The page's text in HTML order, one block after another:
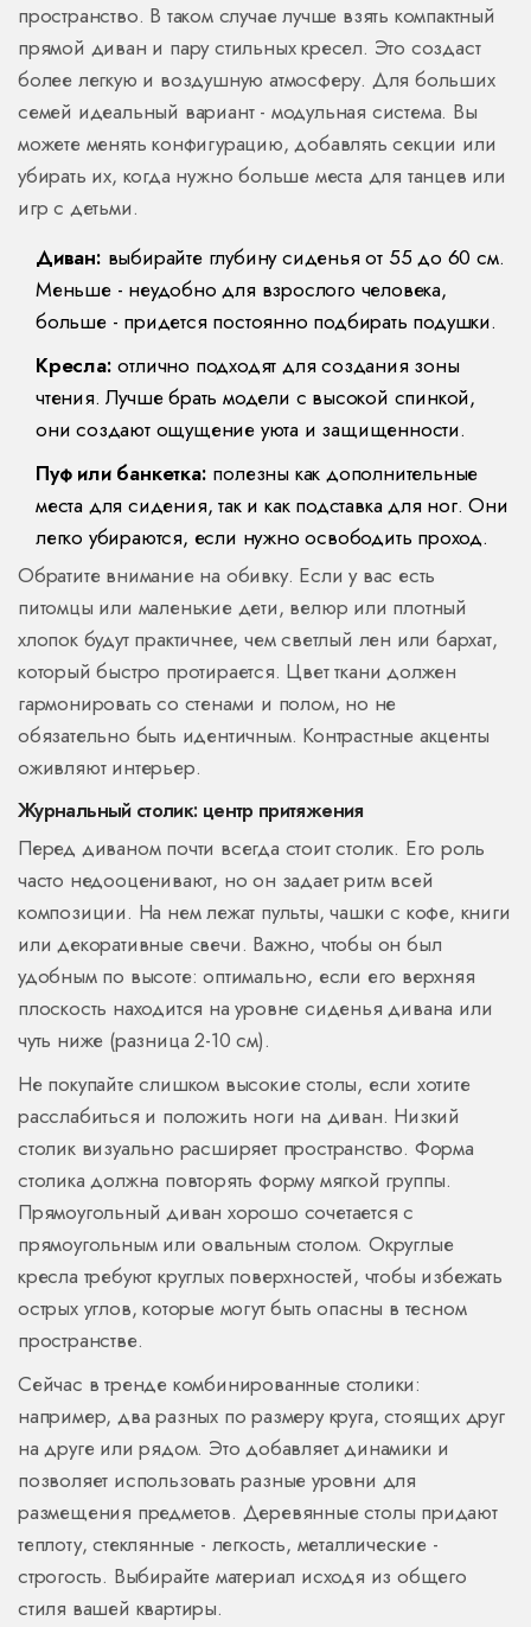
пространство. В таком случае лучше взять компактный
прямой диван и пару стильных кресел. Это создаст
более легкую и воздушную атмосферу. Для больших
семей идеальный вариант - модульная система. Вы
можете менять конфигурацию, добавлять секции или
убирать их, когда нужно больше места для танцев или
игр с детьми.
Диван: выбирайте глубину сиденья от 55 до 60 см.
Меньше - неудобно для взрослого человека,
больше - придется постоянно подбирать подушки.
Кресла: отлично подходят для создания зоны
чтения. Лучше брать модели с высокой спинкой,
они создают ощущение уюта и защищенности.
Пуф или банкетка: полезны как дополнительные
места для сидения, так и как подставка для ног. Они
легко убираются, если нужно освободить проход.
Обратите внимание на обивку. Если у вас есть
питомцы или маленькие дети, велюр или плотный
хлопок будут практичнее, чем светлый лен или бархат,
который быстро протирается. Цвет ткани должен
гармонировать со стенами и полом, но не
обязательно быть идентичным. Контрастные акценты
оживляют интерьер.
Журнальный столик: центр притяжения
Перед диваном почти всегда стоит столик. Его роль
часто недооценивают, но он задает ритм всей
композиции. На нем лежат пульты, чашки с кофе, книги
или декоративные свечи. Важно, чтобы он был
удобным по высоте: оптимально, если его верхняя
плоскость находится на уровне сиденья дивана или
чуть ниже (разница 2-10 см).
Не покупайте слишком высокие столы, если хотите
расслабиться и положить ноги на диван. Низкий
столик визуально расширяет пространство. Форма
столика должна повторять форму мягкой группы.
Прямоугольный диван хорошо сочетается с
прямоугольным или овальным столом. Округлые
кресла требуют круглых поверхностей, чтобы избежать
острых углов, которые могут быть опасны в тесном
пространстве.
Сейчас в тренде комбинированные столики:
например, два разных по размеру круга, стоящих друг
на друге или рядом. Это добавляет динамики и
позволяет использовать разные уровни для
размещения предметов. Деревянные столы придают
теплоту, стеклянные - легкость, металлические -
строгость. Выбирайте материал исходя из общего
стиля вашей квартиры.